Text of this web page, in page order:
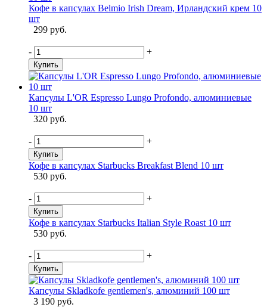
Кофе в капсулах Belmio Irish Dream, Ирландский крем 10
шт
299 руб.
- +
Купить
Капсулы L'OR Espresso Lungo Profondo, алюминиевые
10 шт
320 руб.
- +
Купить
Кофе в капсулах Starbucks Breakfast Blend 10 шт
530 руб.
- +
Купить
Кофе в капсулах Starbucks Italian Style Roast 10 шт
530 руб.
- +
Купить
Капсулы Skladkofe gentlemen's, алюминий 100 шт
3 190 руб.